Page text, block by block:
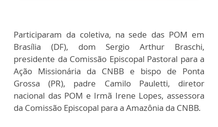
Participaram da coletiva, na sede das POM em
Brasília (DF), dom Sergio Arthur Braschi,
presidente da Comissão Episcopal Pastoral para a
Ação Missionária da CNBB e bispo de Ponta
Grossa (PR), padre Camilo Pauletti, diretor
nacional das POM e Irmã Irene Lopes, assessora
da Comissão Episcopal para a Amazônia da CNBB.